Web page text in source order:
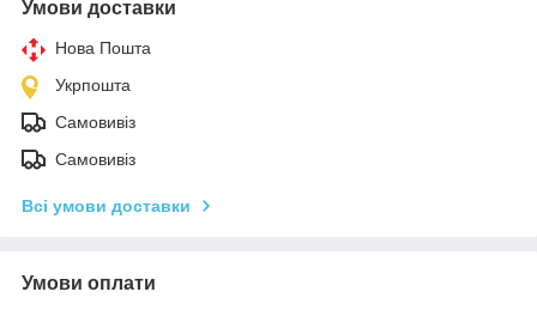
Умови доставки
Нова Пошта
Укрпошта
Самовивіз
Самовивіз
Всі умови доставки
Умови оплати